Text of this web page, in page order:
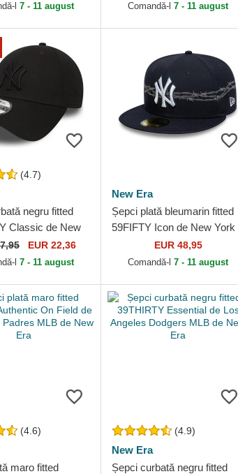
l7 - 11 august
Dodgers MLB de New Era
Comandă-l7 - 11 august
(4.7)
negru fitted
Classic de New
MLB de New
EUR 22,36
l7 - 11 august
New Era
Șepci plată bleumarin fitted
59FIFTY Icon de New York
Yankees MLB de New Era
EUR 48,95
Comandă-l7 - 11 august
(4.6)
maro fitted
(4.9)
New Era
Șepci curbată negru fitted